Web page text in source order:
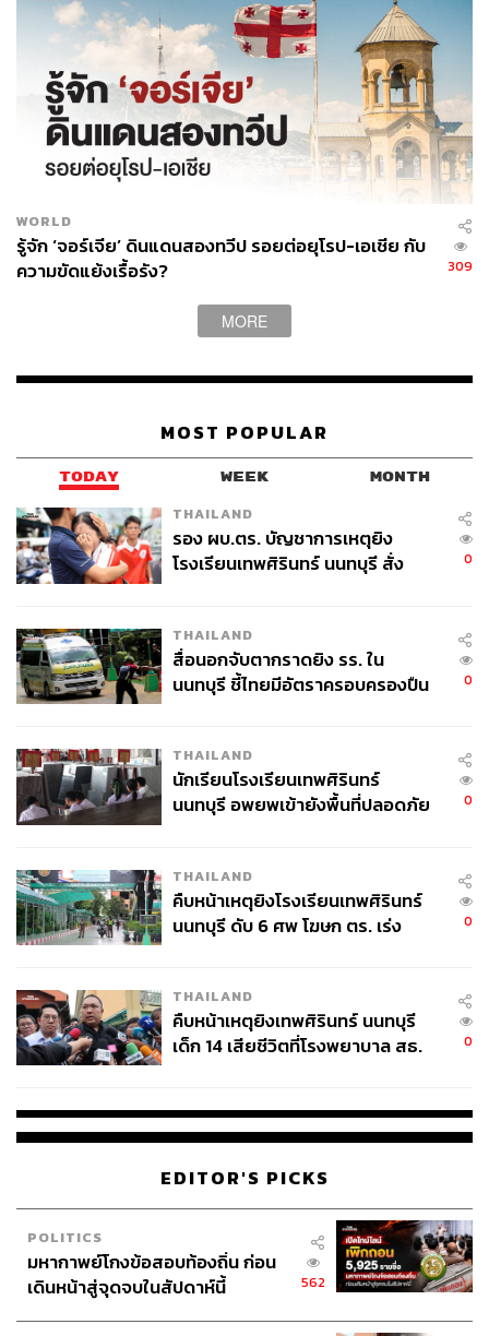
WORLD
รู้จัก ‘จอร์เจีย’ ดินแดนสองทวีป รอยต่อยุโรป-เอเชีย กับ
ความขัดแย้งเรื้อรัง?
309
MORE
MOST POPULAR
TODAY WEEK MONTH
THAILAND
รอง ผบ.ตร. บัญชาการเหตุยิง
โรงเรียนเทพศิรินทร์ นนทบุรี สั่ง
0
THAILAND
สื่อนอกจับตากราดยิง รร. ใน
นนทบุรี ชี้ไทยมีอัตราครอบครองปืน
0
THAILAND
นักเรียนโรงเรียนเทพศิรินทร์
นนทบุรี อพยพเข้ายังพื้นที่ปลอดภัย
0
THAILAND
คืบหน้าเหตุยิงโรงเรียนเทพศิรินทร์
นนทบุรี ดับ 6 ศพ โฆษก ตร. เร่ง
0
THAILAND
คืบหน้าเหตุยิงเทพศิรินทร์ นนทบุรี
เด็ก 14 เสียชีวิตที่โรงพยาบาล สธ.
0
EDITOR'S PICKS
POLITICS
มหากาพย์โกงข้อสอบท้องถิ่น ก่อน
เดินหน้าสู่จุดจบในสัปดาห์นี้
562